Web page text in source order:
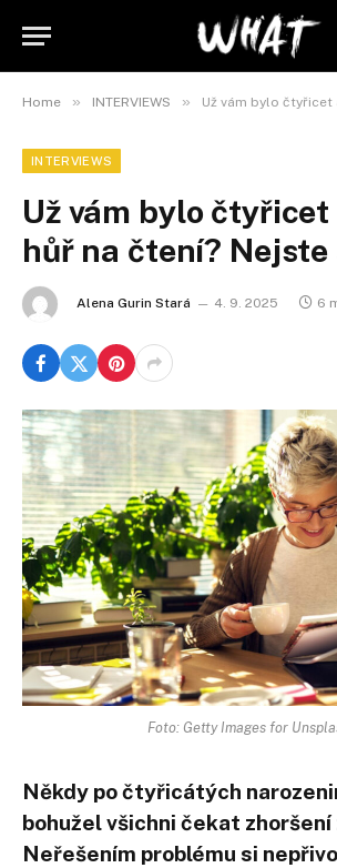
Home » INTERVIEWS » Už vám bylo čtyřicet a
INTERVIEWS
Už vám bylo
hůř na čtení? Nejste
Alena Gurin Stará 4. 9. 2025 6
Foto: Getty Images for
Někdy po čtyřicátých
bohužel všichni čekat zhoršení
Neřešením problému si